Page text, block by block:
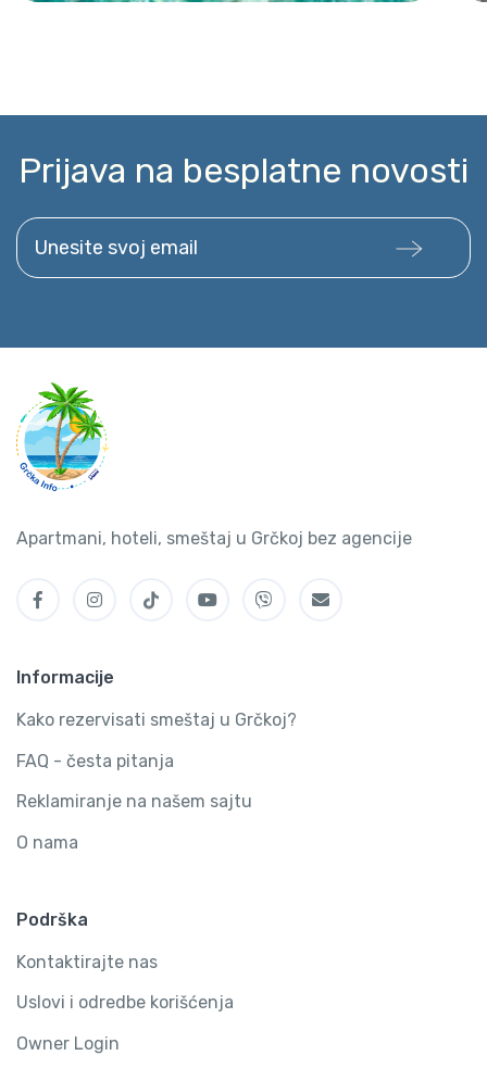
Prijava na besplatne novosti
Unesite svoj email
Apartmani, hoteli, smeštaj u Grčkoj bez agencije
Informacije
Kako rezervisati smeštaj u Grčkoj?
FAQ - česta pitanja
Reklamiranje na našem sajtu
O nama
Podrška
Kontaktirajte nas
Uslovi i odredbe korišćenja
Owner Login